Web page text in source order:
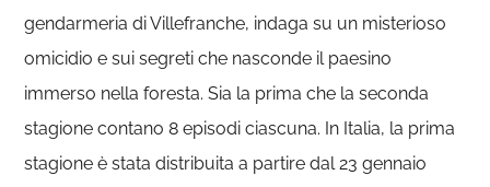
gendarmeria di Villefranche, indaga su un misterioso
omicidio e sui segreti che nasconde il paesino
immerso nella foresta. Sia la prima che la seconda
stagione contano 8 episodi ciascuna. In Italia, la prima
stagione è stata distribuita a partire dal 23 gennaio